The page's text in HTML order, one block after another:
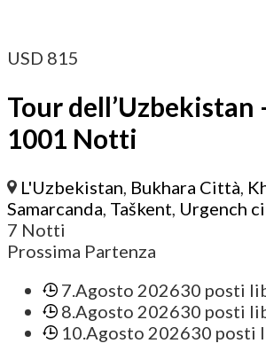
USD 815
Tour dell’Uzbekistan
1001 Notti
L'Uzbekistan, Bukhara Città,
Samarcanda, Taškent, Urgench
7 Notti
Prossima Partenza
7.Agosto 202630 posti
8.Agosto 202630 posti
10.Agosto 202630 posti